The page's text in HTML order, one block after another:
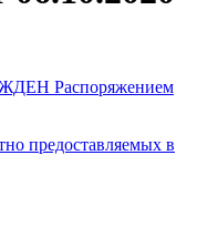
Распоряжением
предоставляемых в